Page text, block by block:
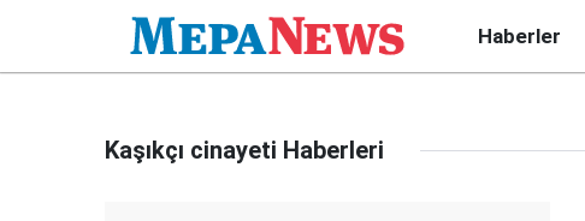
Haberler
Kaşıkçı cinayeti Haberleri